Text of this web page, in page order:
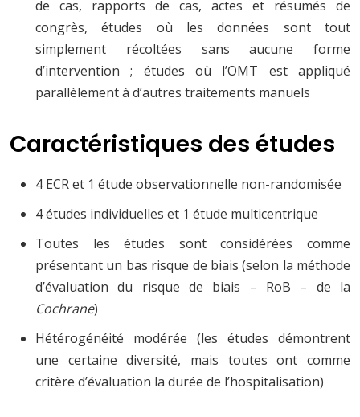
de cas, rapports de cas, actes et résumés de
congrès, études où les données sont tout
simplement récoltées sans aucune forme
d’intervention ; études où l’OMT est appliqué
parallèlement à d’autres traitements manuels
Caractéristiques des études
4 ECR et 1 étude observationnelle non-randomisée
4 études individuelles et 1 étude multicentrique
Toutes les études sont considérées comme
présentant un bas risque de biais (selon la méthode
d’évaluation du risque de biais – RoB – de la
Cochrane)
Hétérogénéité modérée (les études démontrent
une certaine diversité, mais toutes ont comme
critère d’évaluation la durée de l’hospitalisation)